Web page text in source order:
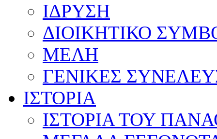
ΙΔΡΥΣΗ
ΔΙΟΙΚΗΤΙΚΟ
ΜΕΛΗ
ΓΕΝΙΚΕΣ
ΙΣΤΟΡΙΑ
ΙΣΤΟΡΙΑ ΤΟΥ